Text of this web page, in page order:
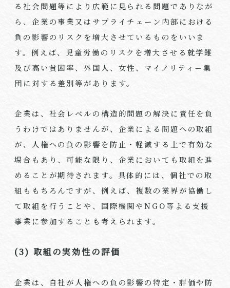
る社会問題等により広範に見られる問題でありなが
ら、企業の事業又はサプライチェーン内部における
負の影響のリスクを増大させているものをいいま
す。例えば、児童労働のリスクを増大させる就学難
及び高い貧困率、外国人、女性、マイノリティー集
団に対する差別等があります。
企業は、社会レベルの構造的問題の解決に責任を負
うわけではありませんが、企業による問題への取組
が、人権への負の影響を防止・軽減する上で有効な
場合もあり、可能な限り、企業においても取組を進
めることが期待されます。具体的には、個社での取
組ももちろんですが、例えば、複数の業界が協働し
て取組を行うことや、国際機関やNGO等よる支援
事業に参加することも考えられます。
(3) 取組の実効性の評価
企業は、自社が人権への負の影響の特定・評価や防